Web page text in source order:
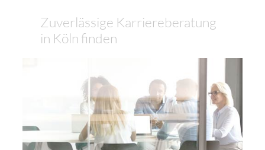
Zuverlässige Karriereberatung
in Köln finden